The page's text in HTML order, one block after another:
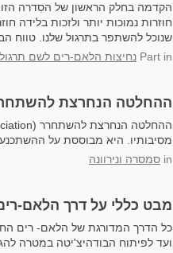
הקדמה בחלק הראשון של הסִדרה
חוזרות נמוכות יותר ולזכות בלידה
שנוכל להשתפר בתרגול שלנו. טווח
Part in נחיצות הלאם-רים לשם
ההחלטה הנחרצת
מסיבותיו. היא מבוססת על
in סמסרה ונירוונה
מבט כללי על דרך הלאם-
כל הדרך המדורגת של הלאם- רים
ועד לפיתוח הבודהיצ'יטה במטרה